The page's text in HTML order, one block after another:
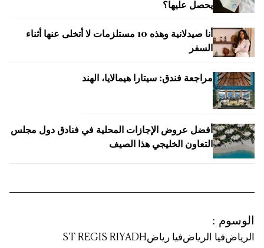
يحصل عليها؟
أنا صيدلانية وهذه 10 مستلزمات لا أتخلى عنها أثناء
السفر
مراجعة فندق: سيتارا هيمالايا، الهند
أفضل عروض الإجازات المحلية في فنادق دول مجلس
التعاون الخليجي هذا الصيف
الوسوم :
الرياضفيا الرياضفيا رياضST REGIS RIYADH